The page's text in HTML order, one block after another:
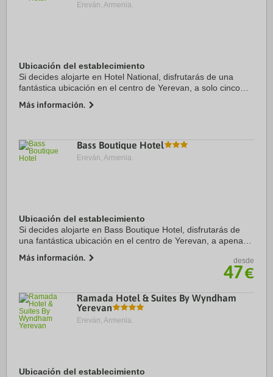
Ereván, Armenia.
Ubicación del establecimiento
Si decides alojarte en Hotel National, disfrutarás de una
fantástica ubicación en el centro de Yerevan, a solo cinco
Además, este hotel de lujo se ...
Más información.
Bass Boutique Hotel
Ereván, Armenia.
Ubicación del establecimiento
Si decides alojarte en Bass Boutique Hotel, disfrutarás de
una fantástica ubicación en el centro de Yerevan, a apenas
Park Yerevan. Además, este ...
Más información. desde
47€
Ramada Hotel & Suites By Wyndham
Yerevan
Ereván, Armenia.
Ubicación del establecimiento